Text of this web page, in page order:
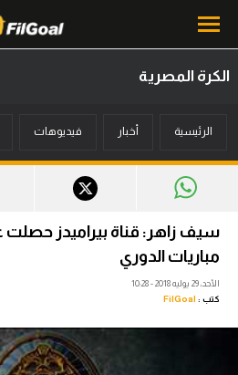
أخبار
ميركاتو
فانتازي في الجول
مسابقة التوقعات
الكرة المصرية
الرئيسية أخبار فيديوهات
سيف زاهر: قناة بيراميدز
مباريات الدوري
الأحد، 29 يوليه 2018 - 10:28
كتب : FilGoal